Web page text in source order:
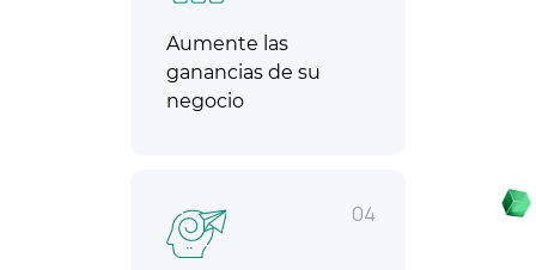
Aumente las
ganancias de su
negocio
04